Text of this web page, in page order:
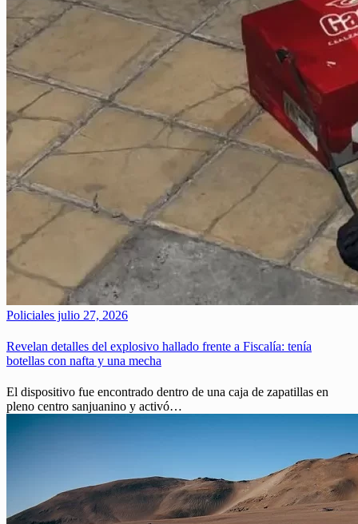
Policiales julio 27, 2026
Revelan detalles del explosivo hallado frente a Fiscalía: tenía
botellas con nafta y una mecha
El dispositivo fue encontrado dentro de una caja de zapatillas en
pleno centro sanjuanino y activó…